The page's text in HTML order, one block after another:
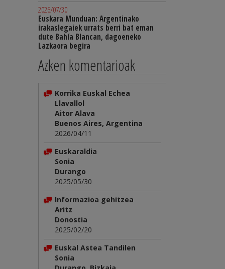
2026/07/30
Euskara Munduan: Argentinako
irakaslegaiek urrats berri bat eman
dute Bahía Blancan, dagoeneko
Lazkaora begira
Azken komentarioak
Korrika Euskal Echea
Llavallol
Aitor Alava
Buenos Aires, Argentina
2026/04/11
Euskaraldia
Sonia
Durango
2025/05/30
Informazioa gehitzea
Aritz
Donostia
2025/02/20
Euskal Astea Tandilen
Sonia